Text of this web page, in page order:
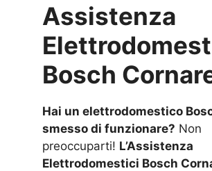
Assistenza
Bosch
Hai un elettrodomestico
smesso di funzionare? Non
preoccuparti! L’Assistenza
Elettrodomestici Bosch